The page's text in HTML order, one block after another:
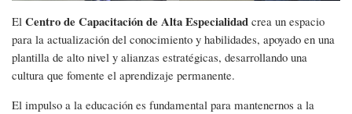
El Centro de Capacitación de Alta Especialidad crea un espacio
para la actualización del conocimiento y habilidades, apoyado en una
plantilla de alto nivel y alianzas estratégicas, desarrollando una
cultura que fomente el aprendizaje permanente.
El impulso a la educación es fundamental para mantenernos a la